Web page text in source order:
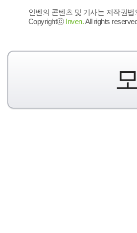
인벤의 콘텐츠 및 기사는 저작권
Copyrightⓒ Inven.All rights